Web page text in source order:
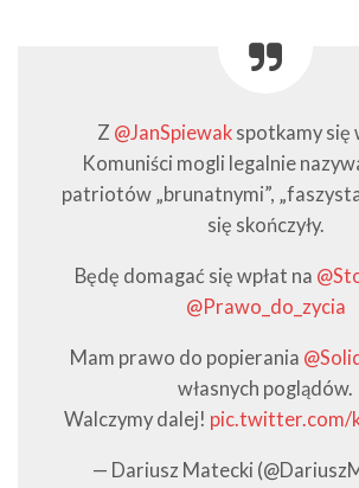
Z @JanSpiewak spotkamy się
Komuniści mogli legalnie
patriotów „brunatnymi”,
się skończyły.
Będę domagać się wpłat na
@Prawo_do_zycia
Mam prawo do popierania
własnych poglądów.
Walczymy dalej! pic.twitter.com/
— Dariusz Matecki